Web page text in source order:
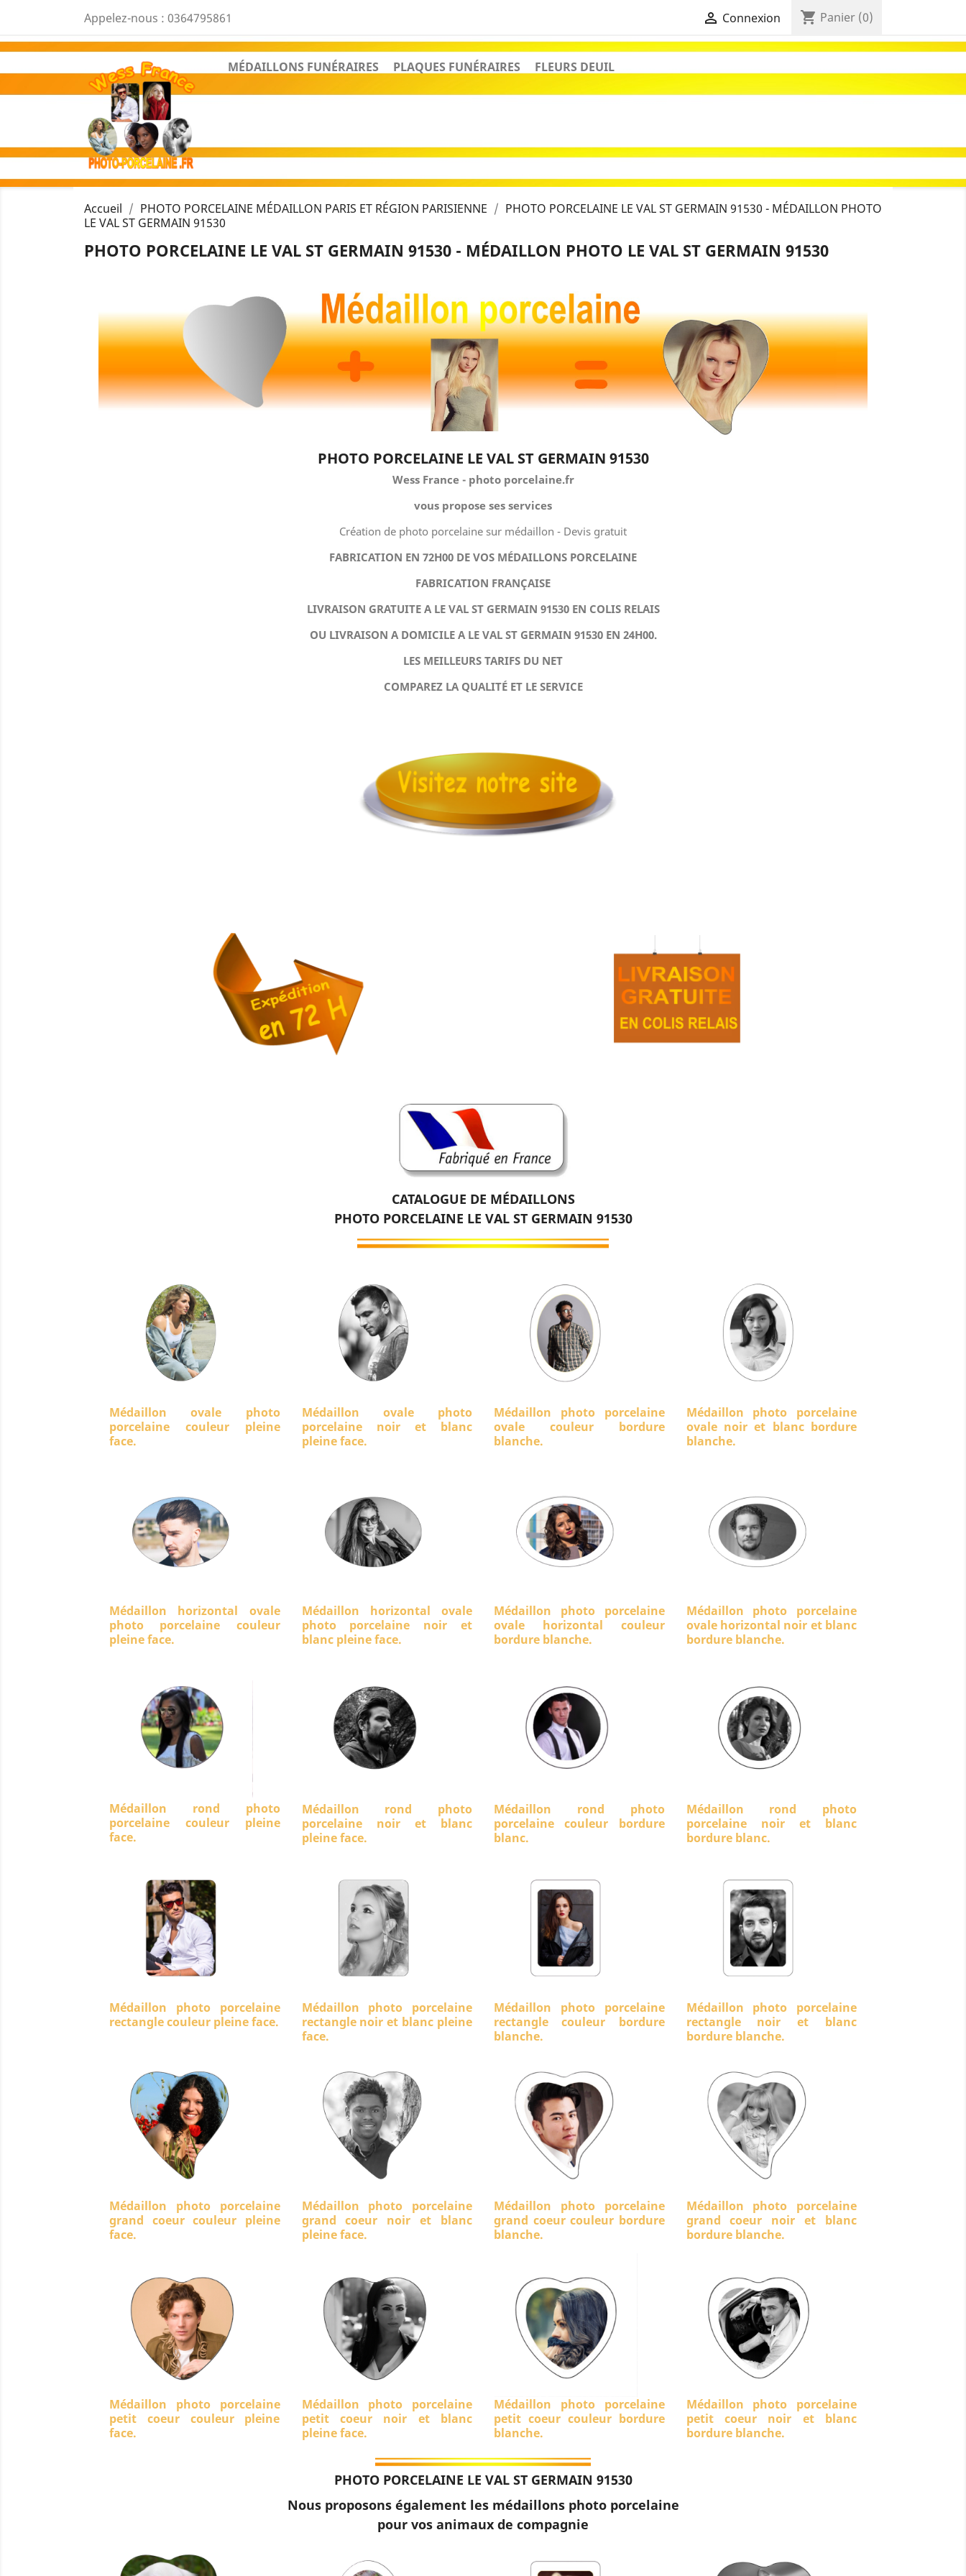
Appelez-nous : 0364795861  Connexion shopping_cart Panier (0)
MÉDAILLONS FUNÉRAIRES PLAQUES FUNÉRAIRES FLEURS DEUIL
Accueil PHOTO PORCELAINE MÉDAILLON PARIS ET RÉGION PARISIENNE
PHOTO PORCELAINE LE VAL ST GERMAIN 91530 - MÉDAILLON PHOTO
LE VAL ST GERMAIN 91530
PHOTO PORCELAINE LE VAL ST GERMAIN 91530 - MÉDAILLON PHOTO LE VAL ST GERMAIN 91530
PHOTO PORCELAINE LE VAL ST GERMAIN 91530
Wess France - photo porcelaine.fr
vous propose ses services
Création de photo porcelaine sur médaillon - Devis gratuit
FABRICATION EN 72H00 DE VOS MÉDAILLONS PORCELAINE
FABRICATION FRANÇAISE
LIVRAISON GRATUITE A LE VAL ST GERMAIN 91530 EN COLIS RELAIS
OU LIVRAISON A DOMICILE A LE VAL ST GERMAIN 91530 EN 24H00.
LES MEILLEURS TARIFS DU NET
COMPAREZ LA QUALITÉ ET LE SERVICE
CATALOGUE DE MÉDAILLONS
PHOTO PORCELAINE LE VAL ST GERMAIN 91530
Médaillon ovale photo
porcelaine couleur pleine
face.
Médaillon ovale photo
porcelaine noir et blanc
pleine face.
Médaillon photo porcelaine
ovale couleur bordure
blanche.
Médaillon photo porcelaine
ovale noir et blanc bordure
blanche.
Médaillon horizontal ovale
photo porcelaine couleur
pleine face.
Médaillon horizontal ovale
photo porcelaine noir et
blanc pleine face.
Médaillon photo porcelaine
ovale horizontal couleur
bordure blanche.
Médaillon photo porcelaine
ovale horizontal noir et blanc
bordure blanche.
Médaillon rond photo
porcelaine couleur pleine
face.
Médaillon rond photo
porcelaine noir et blanc
pleine face.
Médaillon rond photo
porcelaine couleur bordure
blanc.
Médaillon rond photo
porcelaine noir et blanc
bordure blanc.
Médaillon photo porcelaine
rectangle couleur pleine face.
Médaillon photo porcelaine
rectangle noir et blanc pleine
face.
Médaillon photo porcelaine
rectangle couleur bordure
blanche.
Médaillon photo porcelaine
rectangle noir et blanc
bordure blanche.
Médaillon photo porcelaine
grand coeur couleur pleine
face.
Médaillon photo porcelaine
grand coeur noir et blanc
pleine face.
Médaillon photo porcelaine
grand coeur couleur bordure
blanche.
Médaillon photo porcelaine
grand coeur noir et blanc
bordure blanche.
Médaillon photo porcelaine
petit coeur couleur pleine
face.
Médaillon photo porcelaine
petit coeur noir et blanc
pleine face.
Médaillon photo porcelaine
petit coeur couleur bordure
blanche.
Médaillon photo porcelaine
petit coeur noir et blanc
bordure blanche.
PHOTO PORCELAINE LE VAL ST GERMAIN 91530
Nous proposons également les médaillons photo porcelaine
pour vos animaux de compagnie